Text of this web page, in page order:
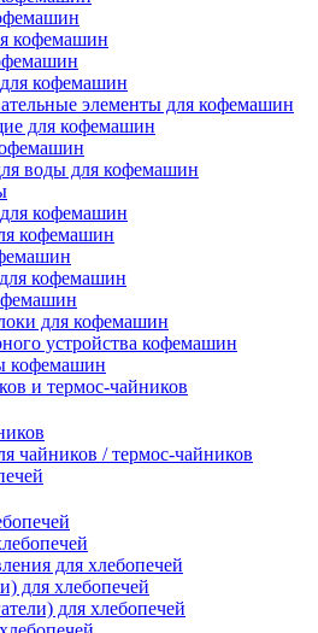
кофемашин
кофемашин
элементы для кофемашин
для кофемашин
воды для кофемашин
кофемашин
кофемашин
кофемашин
для кофемашин
устройства кофемашин
кофемашин
и термос-чайников
чайников / термос-чайников
для хлебопечей
для хлебопечей
для хлебопечей